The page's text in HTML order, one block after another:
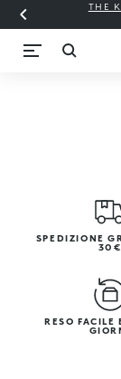
THE
SPEDIZIONE
30€
RESO FACILE